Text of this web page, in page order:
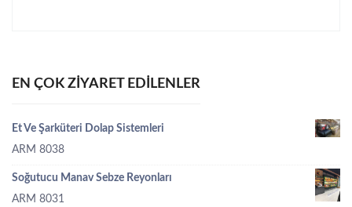
EN ÇOK ZIYARET EDILENLER
Et Ve Şarküteri Dolap Sistemleri
ARM 8038
Soğutucu Manav Sebze Reyonları
ARM 8031